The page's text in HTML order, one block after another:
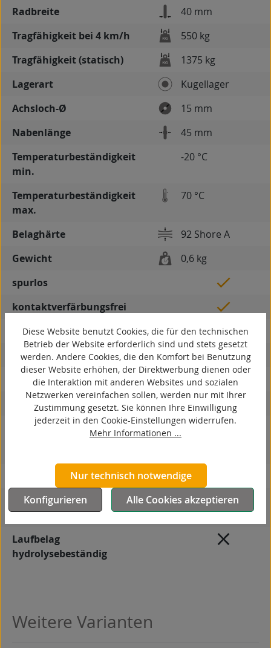
Radbreite
40 mm
Tragfähigkeit bei 4 km/h
550 kg
Tragfähigkeit (statisch)
1375 kg
Lagerart
Kugellager
Achsloch-Ø
15 mm
Nabenlänge
45 mm
Temperaturbeständigkeit
min.
-20 °C
Temperaturbeständigkeit
max.
70 °C
Belaghärte
92 Shore A
Gewicht
0,6 kg
spurlos
kontaktverfärbungsfrei
antistatisch
ESD
elektrisch leitfähig
korrosionsbeständig
hitzebeständig
Rad
Leitfähigkeit
antistatisch (≤ 10
Ω)
Laufbelag
hydrolysebeständig
Produktgalerie überspringen
Weitere Varianten
Diese Website benutzt Cookies, die für den technischen
Betrieb der Website erforderlich sind und stets gesetzt
werden. Andere Cookies, die den Komfort bei Benutzung
dieser Website erhöhen, der Direktwerbung dienen oder
die Interaktion mit anderen Websites und sozialen
Netzwerken vereinfachen sollen, werden nur mit Ihrer
Zustimmung gesetzt. Sie können Ihre Einwilligung
jederzeit in den Cookie-Einstellungen widerrufen.
Mehr Informationen ...
Nur technisch notwendige
Konfigurieren
Alle Cookies akzeptieren